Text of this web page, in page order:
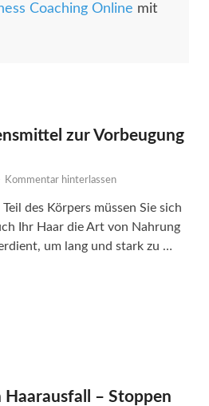
Coaching Online mit
zur Vorbeugung
Kommentar hinterlassen
des Körpers müssen Sie sich
Ihr Haar die Art von Nahrung
um lang und stark zu …
Haarausfall – Stoppen